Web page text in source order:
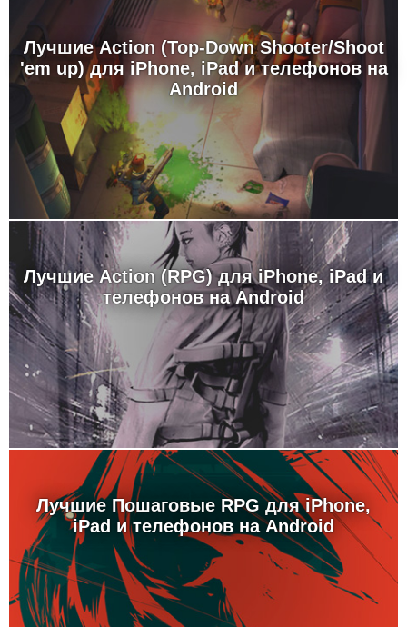
Лучшие Action (Top-Down Shooter/Shoot
'em up) для iPhone, iPad и телефонов на
Android
Лучшие Action (RPG) для iPhone, iPad и
телефонов на Android
Лучшие Пошаговые RPG для iPhone,
iPad и телефонов на Android